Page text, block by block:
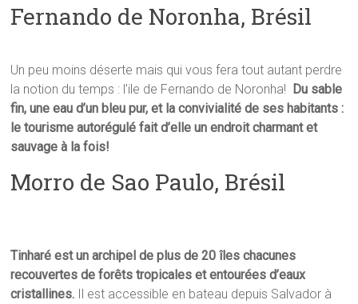
Fernando de Noronha, Brésil
Un peu moins déserte mais qui vous fera tout autant perdre
la notion du temps : l’ile de Fernando de Noronha!
Du sable
fin, une eau d’un bleu pur, et la convivialité de ses habitants :
le tourisme autorégulé fait d’elle un endroit charmant et
sauvage à la fois!
Morro de Sao Paulo, Brésil
Tinharé est un archipel de plus de 20 îles chacunes
recouvertes de forêts tropicales et entourées d’eaux
cristallines. Il est accessible en bateau depuis Salvador à